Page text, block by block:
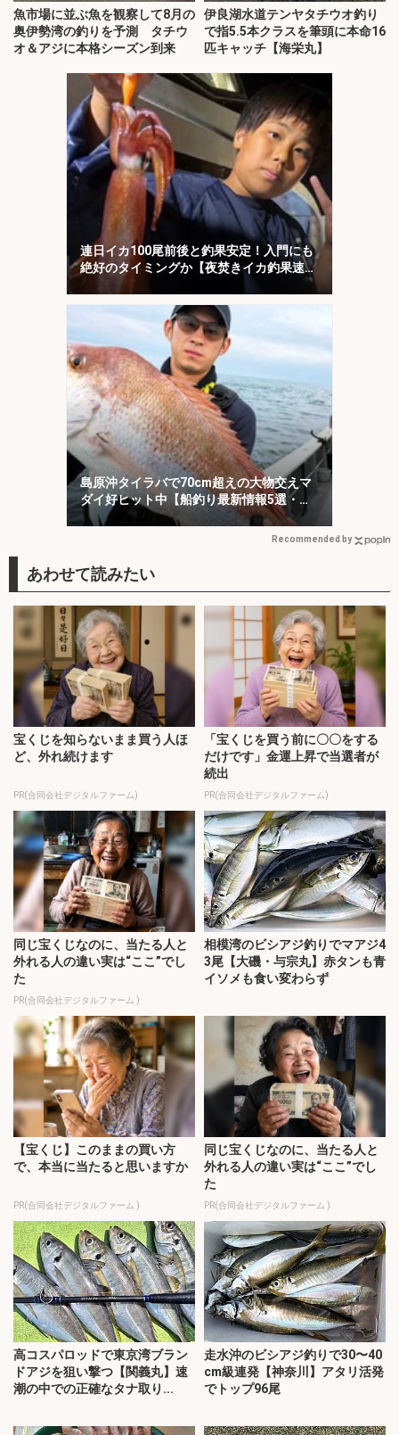
魚市場に並ぶ魚を観察して8月の
奥伊勢湾の釣りを予測 タチウ
オ＆アジに本格シーズン到来
伊良湖水道テンヤタチウオ釣り
で指5.5本クラスを筆頭に本命16
匹キャッチ【海栄丸】
連日イカ100尾前後と釣果安定！入門にも
絶好のタイミングか【夜焚きイカ釣果速報
20選・福岡】
島原沖タイラバで70cm超えの大物交えマ
ダイ好ヒット中【船釣り最新情報5選・大
分／熊本】
Recommended by
宝くじを知らないまま買う人ほ
ど、外れ続けます
PR(合同会社デジタルファーム)
「宝くじを買う前に〇〇をする
だけです」金運上昇で当選者が
続出
PR(合同会社デジタルファーム)
同じ宝くじなのに、当たる人と
外れる人の違い実は“ここ”でし
た
PR(合同会社デジタルファーム )
相模湾のビシアジ釣りでマアジ4
3尾【大磯・与宗丸】赤タンも青
イソメも食い変わらず
【宝くじ】このままの買い方
で、本当に当たると思いますか
PR(合同会社デジタルファーム )
同じ宝くじなのに、当たる人と
外れる人の違い実は“ここ”でし
た
PR(合同会社デジタルファーム )
高コスパロッドで東京湾ブラン
ドアジを狙い撃つ【関義丸】速
潮の中での正確なタナ取り...
走水沖のビシアジ釣りで30〜40
cm級連発【神奈川】アタリ活発
でトップ96尾